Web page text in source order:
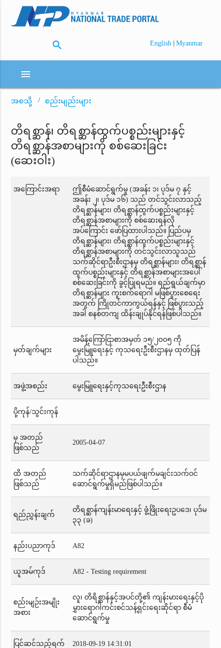
search English | Myanmar
menu
အစသို့ စည်းမျည်းများ
တိရစ္ဆာန်၊ တိရစ္ဆာန်ထွက်ပစ္စည်းများနှင့်
တိရစ္ဆာန်အစာများကို စစ်ဆေးခြင်း
(ဆေးဝါး)
အကြောင်းအရာ
ဤစီမံဆောင်ရွက်မှု (အခန်း ၁၊ ပုဒ်မ ၇ နှင့်
အခန်း ၂၊ ပုဒ်မ ၁၆) သည် တင်သွင်းလာသည့်
တိရစ္ဆာန်များ၊ တိရစ္ဆာန်ထွက်ပစ္စည်းများနှင့်
တိရစ္ဆာန်အစာများကို စစ်ဆေးရန်လို
အပ်ကြောင်း ဖော်ပြထားပါသည်။ ပြည်ပမှ
တိရစ္ဆာန်များ၊ တိရစ္ဆာန်ထွက်ပစ္စည်းများနှင့်
တိရစ္ဆာန်အစာများကို တင်သွင်းလာသူသည်
သက်ဆိုင်ရာဦးစီးဌာနမှ တိရစ္ဆာန်များ၊ တိရစ္ဆာန်
ထွက်ပစ္စည်းများနှင့် တိရစ္ဆာန်အစာများအပေါ်
စစ်ဆေးခြင်းကို ခွင့်ပြုရမည်။ ရည်ရွယ်ချက်မှာ
တိရစ္ဆာန်များ ကူးစက်ရောဂါ မဖြစ်ပွားစေရေး
အတွက် ကြိုတင်ကာကွယ်ရန်နှင့် ဖြစ်ပွားသည့်
အခါ စနစ်တကျ ထိန်းချုပ်နိုင်ရန်ဖြစ်ပါသည်။
မှတ်ချက်များ
အမိန့်ကြော်ငြာစာအမှတ် ၁၅/၂၀၀၅ ကို
မွေးမြူရေးနှင့် ကုသရေးဦးစီးဌာနမှ ထုတ်ပြန်
ပါသည်။
အဖွဲ့အစည်း မွေးမြူရေးနှင့်ကုသရေးဦးစီးဌာန
ပို့ကုန်/သွင်းကုန်
မှ အတည်
ဖြစ်သည်
2005-04-07
ထိ အတည်
ဖြစ်သည်
သက်ဆိုင်ရာဌာနမှမပယ်ဖျက်မချင်းသက်ဝင်
ဆောင်ရွက်မှုရှိမည်ဖြစ်ပါသည်။
ရည်ညွှန်းချက်
တိရစ္ဆာန်ကျန်းမာရေးနှင့် ဖွံ့ဖြိုးရေးဥပဒေ၊ ပုဒ်မ
၃၃ (ခ)
နည်းပညာကုဒ် A82
ယူအမ်ကုဒ် A82 - Testing requirement
စည်းမျဉ်းအမျိုး
အစား
လူ၊ တိရိစ္ဆာန်နှင့်အပင်တို့၏ ကျန်းမားရေးနှင့်ပို
မွှားရောဂါကင်းစင်သန့်ရှင်းရေးဆိုင်ရာ စီမံ
ဆောင်ရွက်မှု
ပြင်ဆင်သည့်ရက် 2018-09-19 14:31:01